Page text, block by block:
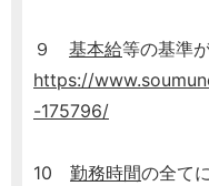
９ 基本給等の基準
https://
-175796/
10 勤務時間の全て